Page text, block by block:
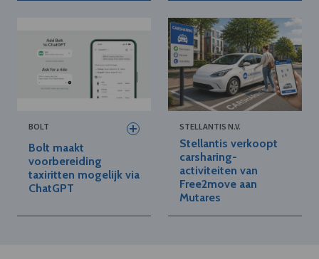
BOLT
Bolt maakt
voorbereiding
taxiritten mogelijk via
ChatGPT
STELLANTIS N.V.
Stellantis verkoopt
carsharing-
activiteiten van
Free2move aan
Mutares